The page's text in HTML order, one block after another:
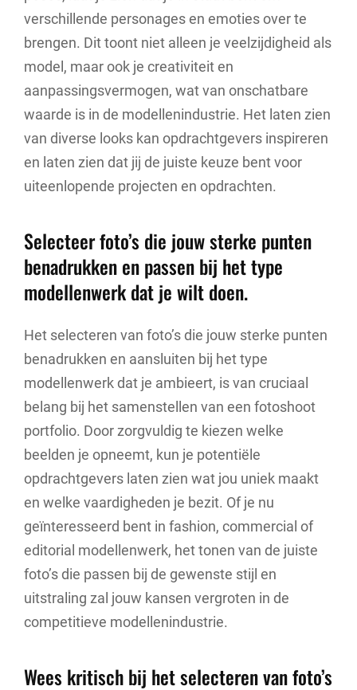
verschillende personages en emoties over te
brengen. Dit toont niet alleen je veelzijdigheid als
model, maar ook je creativiteit en
aanpassingsvermogen, wat van onschatbare
waarde is in de modellenindustrie. Het laten zien
van diverse looks kan opdrachtgevers inspireren
en laten zien dat jij de juiste keuze bent voor
uiteenlopende projecten en opdrachten.
Selecteer foto’s die jouw sterke punten
benadrukken en passen bij het type
modellenwerk dat je wilt doen.
Het selecteren van foto’s die jouw sterke punten
benadrukken en aansluiten bij het type
modellenwerk dat je ambieert, is van cruciaal
belang bij het samenstellen van een fotoshoot
portfolio. Door zorgvuldig te kiezen welke
beelden je opneemt, kun je potentiële
opdrachtgevers laten zien wat jou uniek maakt
en welke vaardigheden je bezit. Of je nu
geïnteresseerd bent in fashion, commercial of
editorial modellenwerk, het tonen van de juiste
foto’s die passen bij de gewenste stijl en
uitstraling zal jouw kansen vergroten in de
competitieve modellenindustrie.
Wees kritisch bij het selecteren van foto’s